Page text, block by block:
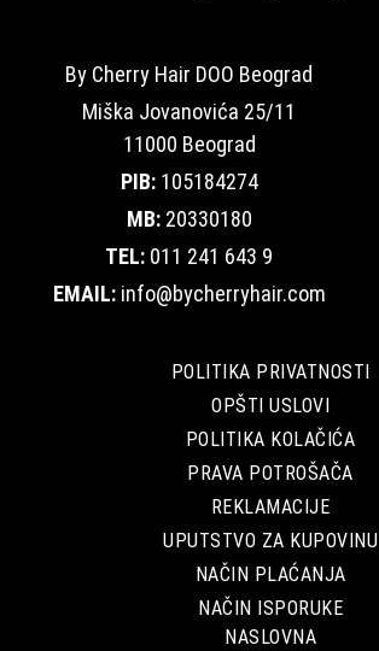
By Cherry Hair DOO Beograd
Miška Jovanovića 25/11
11000 Beograd
PIB:105184274
MB:20330180
TEL: 011 241 643 9
EMAIL:info@bycherryhair.com
POLITIKA PRIVATNOSTI
OPŠTI USLOVI
POLITIKA KOLAČIĆA
PRAVA POTROŠAČA
REKLAMACIJE
UPUTSTVO ZA KUPOVINU
NAČIN PLAĆANJA
NAČIN ISPORUKE
NASLOVNA